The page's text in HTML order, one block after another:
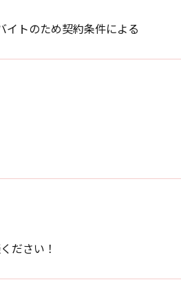
イトのため契約条件による
ださい！